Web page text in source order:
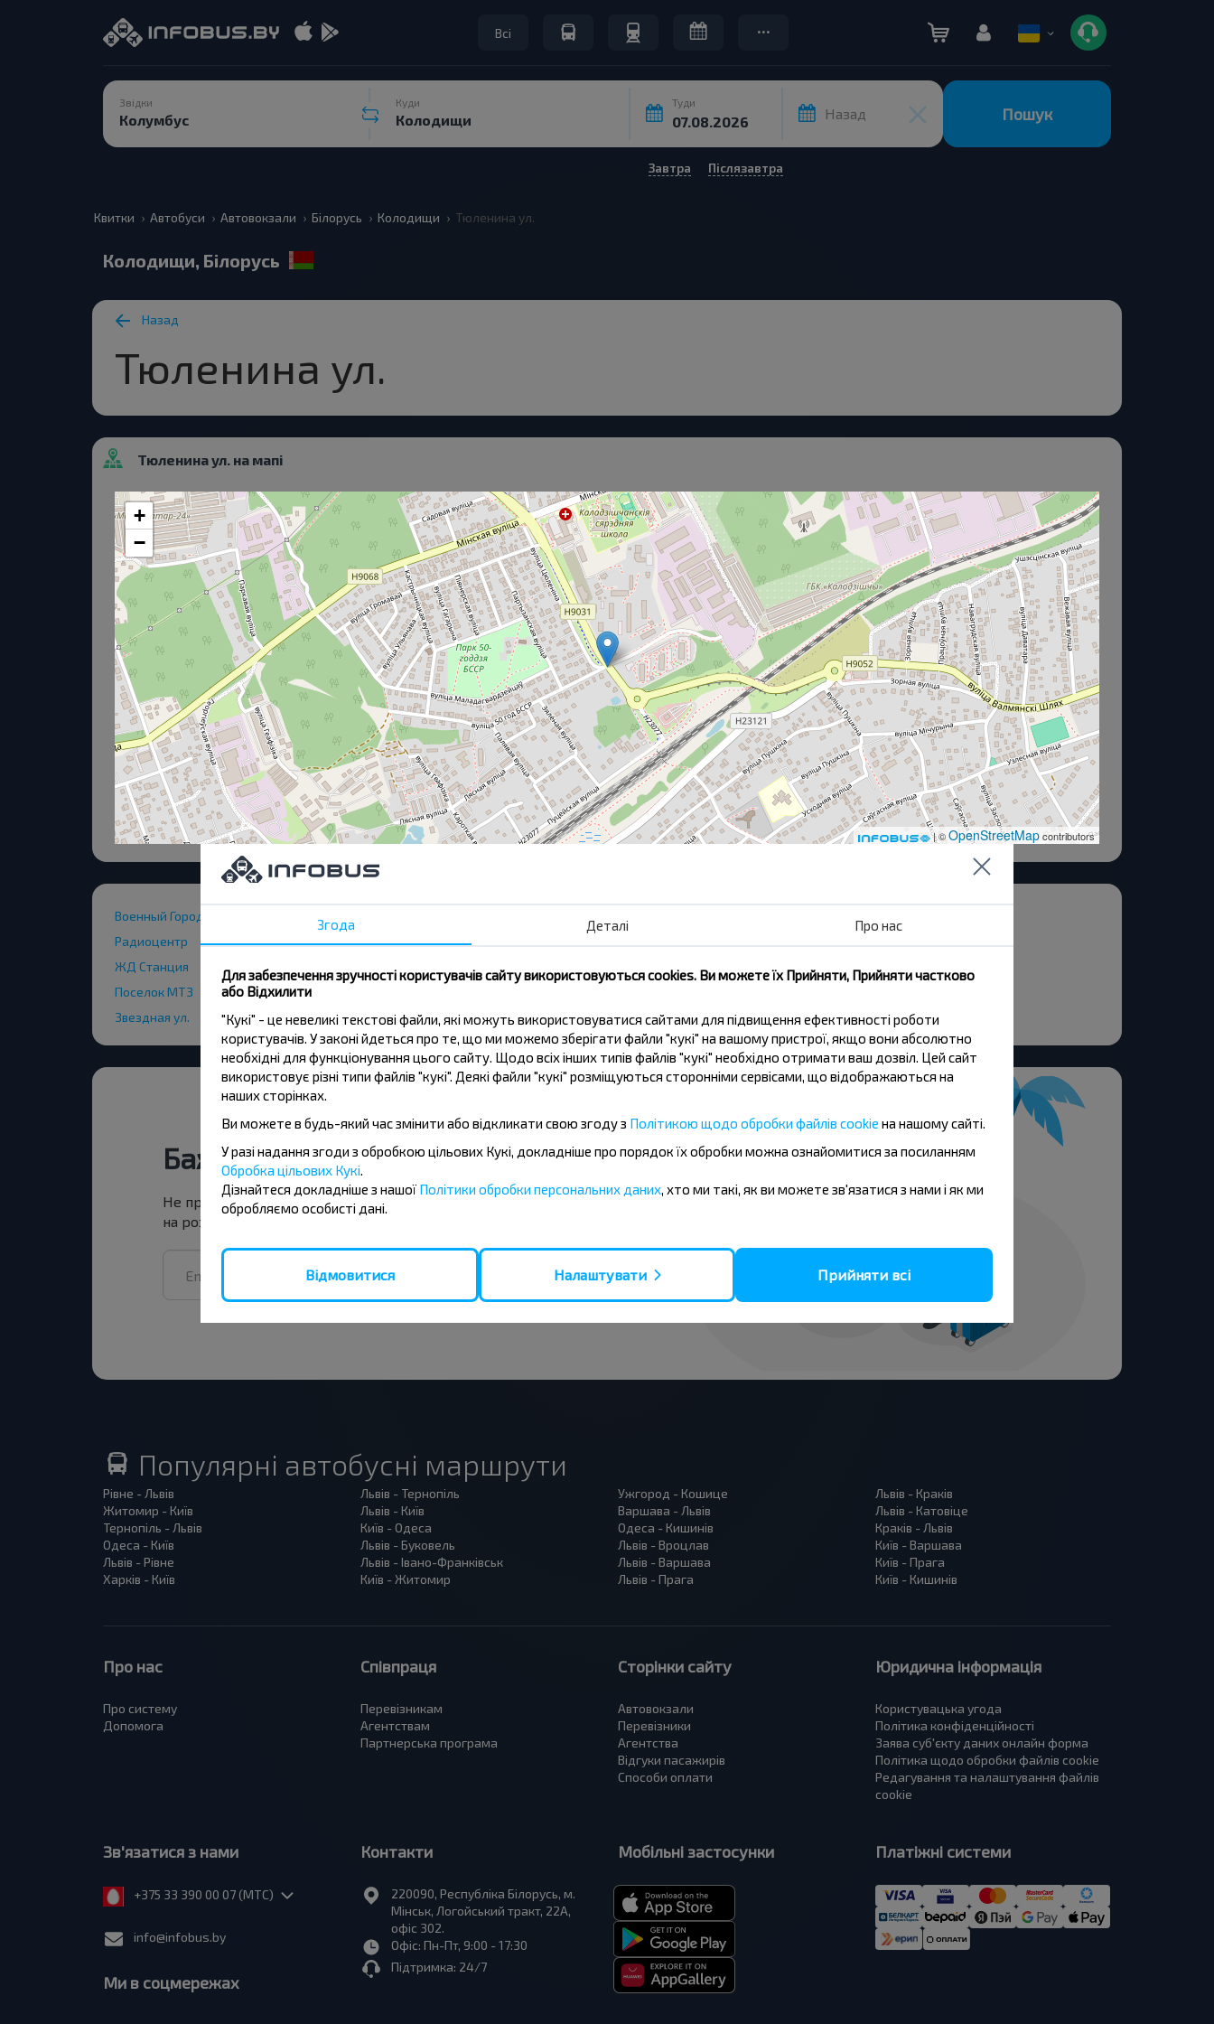
Всі
Звідки Куди Туди
Назад Пошук
Завтра Післязавтра
Квитки Автобуси Автовокзали Білорусь Колодищи Тюленина ул.
Колодищи, Білорусь
Назад
Тюленина ул.
Тюленина ул. на мапі
+
−
| ©OpenStreetMapcontributors
Военный Городок
Радиоцентр
ЖД Станция
Поселок МТЗ
Звездная ул.
Лесная
Волмянский Шлях
Петровский переулок
Днепровская ул.
Замковая ул.
Бажаєте подорожувати дешевше?
Не пропусти акції, знижки та спеціальні пропозиції, INFOBUS. Підпишись
на розсилку та подорожуй з нами дешевше!
Підписатися
Популярні автобусні маршрути
Рівне - Львів
Житомир - Київ
Тернопіль - Львів
Одеса - Київ
Львів - Рівне
Харків - Київ
Львів - Тернопіль
Львів - Київ
Київ - Одеса
Львів - Буковель
Львів - Івано-Франківськ
Київ - Житомир
Ужгород - Кошице
Варшава - Львів
Одеса - Кишинів
Львів - Вроцлав
Львів - Варшава
Львів - Прага
Львів - Краків
Львів - Катовіце
Краків - Львів
Київ - Варшава
Київ - Прага
Київ - Кишинів
Про нас
Про систему
Допомога
Співпраця
Перевізникам
Агентствам
Партнерська програма
Сторінки сайту
Автовокзали
Перевізники
Агентства
Відгуки пасажирів
Способи оплати
Юридична інформація
Користувацька угода
Політика конфіденційності
Заява суб'єкту даних онлайн форма
Політика щодо обробки файлів cookie
Редагування та налаштування файлів
cookie
Зв'язатися з нами
+375 33 390 00 07 (МТС)
info@infobus.by
Ми в соцмережах
Контакти
220090, Республіка Білорусь, м.
Мінськ, Логойський тракт, 22А,
офіс 302.
Офіс: Пн-Пт, 9:00 - 17:30
Підтримка: 24/7
Мобільні застосунки Платіжні системи
Згода Деталі Про нас
Для забезпечення зручності користувачів сайту використовуються cookies. Ви можете їх Прийняти, Прийняти частково
або Відхилити
"Кукі" - це невеликі текстові файли, які можуть використовуватися сайтами для підвищення ефективності роботи
користувачів. У законі йдеться про те, що ми можемо зберігати файли "кукі" на вашому пристрої, якщо вони абсолютно
необхідні для функціонування цього сайту. Щодо всіх інших типів файлів "кукі" необхідно отримати ваш дозвіл. Цей сайт
використовує різні типи файлів "кукі". Деякі файли "кукі" розміщуються сторонніми сервісами, що відображаються на
наших сторінках.
Ви можете в будь-який час змінити або відкликати свою згоду з Політикою щодо обробки файлів cookie на нашому сайті.
У разі надання згоди з обробкою цільових Кукі, докладніше про порядок їх обробки можна ознайомитися за посиланням
Обробка цільових Кукі.
Дізнайтеся докладніше з нашої Політики обробки персональних даних, хто ми такі, як ви можете зв'язатися з нами і як ми
обробляємо особисті дані.
Відмовитися Налаштувати Прийняти всі